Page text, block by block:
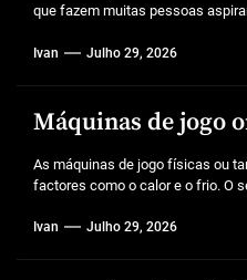
que fazem muitas pessoas
Ivan Julho 29, 2026
Máquinas de jogo
As máquinas de jogo físicas ou
factores como o calor e o frio. O
Ivan Julho 29, 2026